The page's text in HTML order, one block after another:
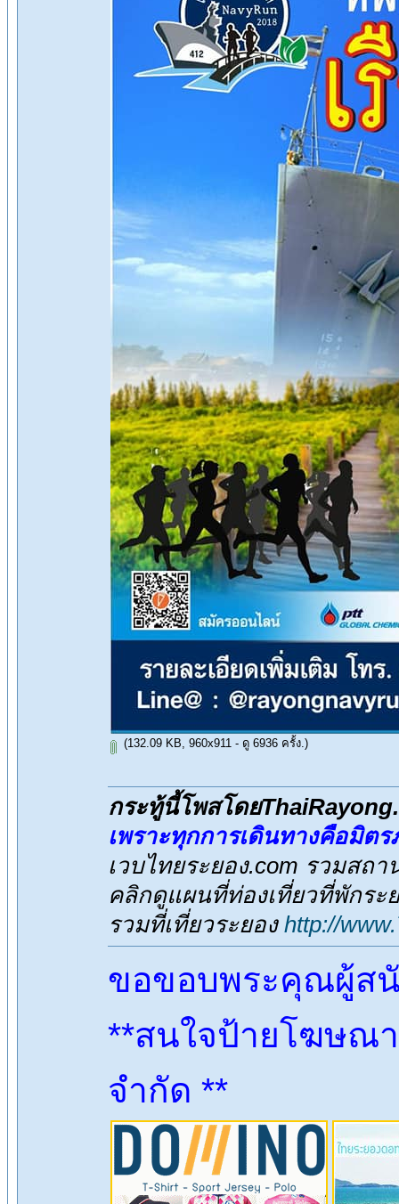
(132.09 KB, 960x911 - ดู 6936 ครั้ง.)
กระทู้นี้โพสโดย
เพราะทุกการเดินทางคือมิตร
เวบไทยระยอง.com รวมสถ
คลิกดูแผนที่ท่องเที่ยวที่พักระ
รวมที่เที่ยวระยอง http://
ขอขอบพระคุณผู้สนั
**สนใจป้ายโฆษณ
จำกัด **